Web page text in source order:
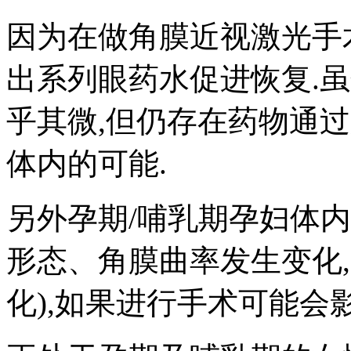
因为在做角膜近视激光
出系列眼药水促进恢复.
乎其微,但仍存在药物通
体内的可能.
另外孕期/哺乳期孕妇体
形态、角膜曲率发生变
化),如果进行手术可能会